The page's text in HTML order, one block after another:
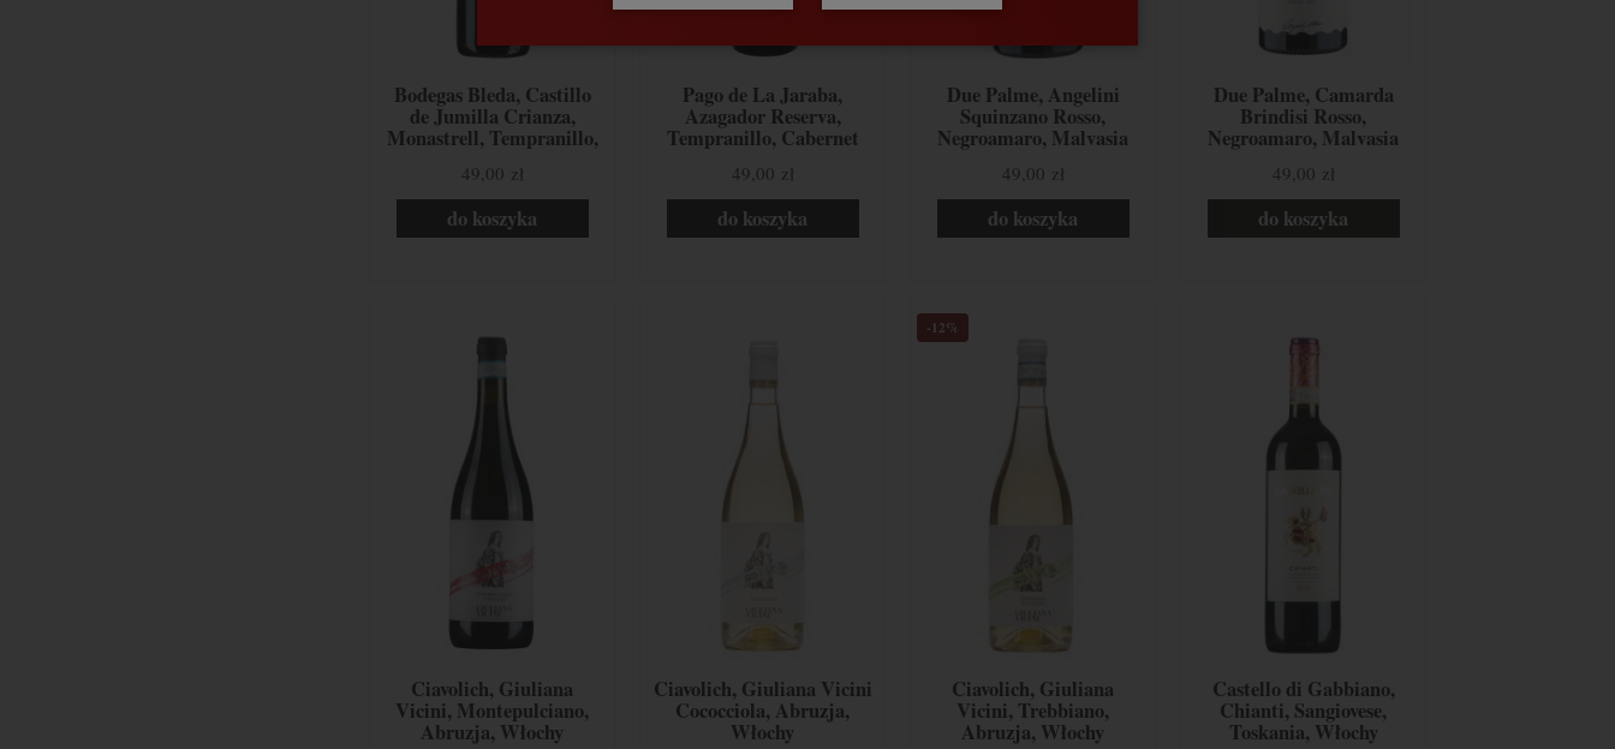
Bodegas Bleda, Castillo
de Jumilla Crianza,
Monastrell, Tempranillo,
49,00 zł
do koszyka
Pago de La Jaraba,
Azagador Reserva,
Tempranillo, Cabernet
Mancha, Hiszpania
49,00 zł
do koszyka
Due Palme, Angelini
Squinzano Rosso,
Negroamaro, Malvasia
49,00 zł
do koszyka
Due Palme, Camarda
Brindisi Rosso,
Negroamaro, Malvasia
49,00 zł
do koszyka
Ciavolich, Giuliana
Vicini, Montepulciano,
Abruzja, Włochy
Ciavolich, Giuliana Vicini
Cococciola, Abruzja,
Włochy
Ciavolich, Giuliana
Vicini, Trebbiano,
Abruzja, Włochy
-12%
Castello di Gabbiano,
Chianti, Sangiovese,
Toskania, Włochy